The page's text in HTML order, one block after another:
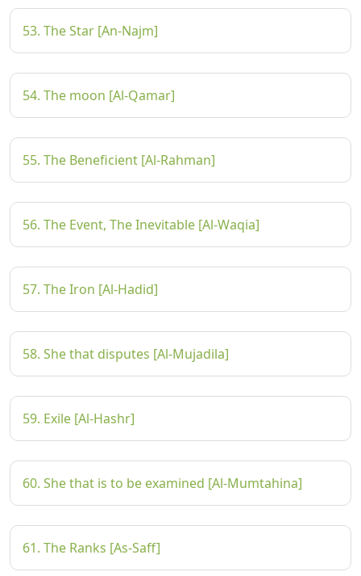
53. The Star [An-Najm]
54. The moon [Al-Qamar]
55. The Beneficient [Al-Rahman]
56. The Event, The Inevitable [Al-Waqia]
57. The Iron [Al-Hadid]
58. She that disputes [Al-Mujadila]
59. Exile [Al-Hashr]
60. She that is to be examined [Al-Mumtahina]
61. The Ranks [As-Saff]